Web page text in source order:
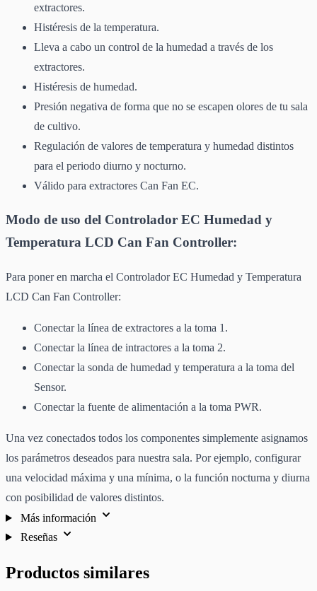
extractores.
Histéresis de la temperatura.
Lleva a cabo un control de la humedad a través de los
extractores.
Histéresis de humedad.
Presión negativa de forma que no se escapen olores de tu sala
de cultivo.
Regulación de valores de temperatura y humedad distintos
para el periodo diurno y nocturno.
Válido para extractores Can Fan EC.
Modo de uso del Controlador EC Humedad y
Temperatura LCD Can Fan Controller:
Para poner en marcha el Controlador EC Humedad y Temperatura
LCD Can Fan Controller:
Conectar la línea de extractores a la toma 1.
Conectar la línea de intractores a la toma 2.
Conectar la sonda de humedad y temperatura a la toma del
Sensor.
Conectar la fuente de alimentación a la toma PWR.
Una vez conectados todos los componentes simplemente asignamos
los parámetros deseados para nuestra sala. Por ejemplo, configurar
una velocidad máxima y una mínima, o la función nocturna y diurna
con posibilidad de valores distintos.
Más información
Reseñas
Productos similares